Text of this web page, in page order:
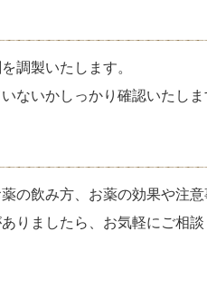
調製いたします。
ないかしっかり確認いたしま
の飲み方、お薬の効果や注意
りましたら、お気軽にご相談